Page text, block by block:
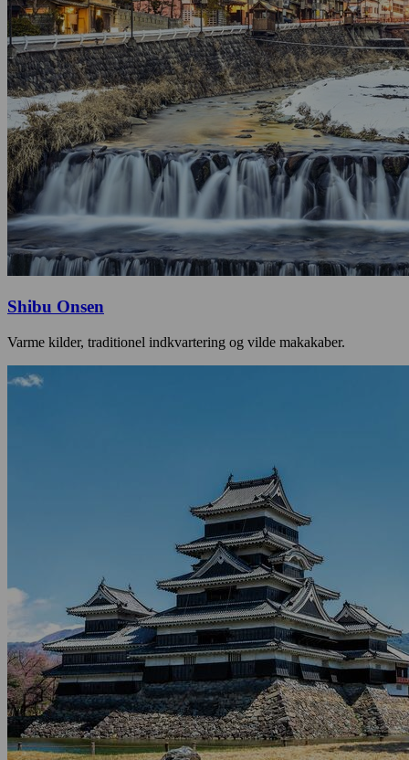
Shibu Onsen
Varme kilder, traditionel indkvartering og vilde makakaber.